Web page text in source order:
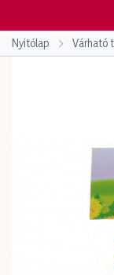
Nyitólap
Várható